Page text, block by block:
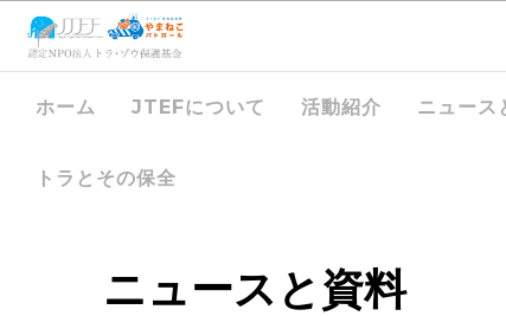
ホーム JTEFについて 活動紹介 ニュース
トラとその保全
ニュースと資料